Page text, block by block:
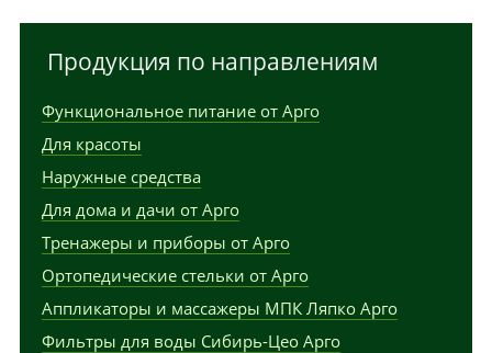
Продукция по направлениям
Функциональное питание от Арго
Для красоты
Наружные средства
Для дома и дачи от Арго
Тренажеры и приборы от Арго
Ортопедические стельки от Арго
Аппликаторы и массажеры МПК Ляпко Арго
Фильтры для воды Сибирь-Цео Арго